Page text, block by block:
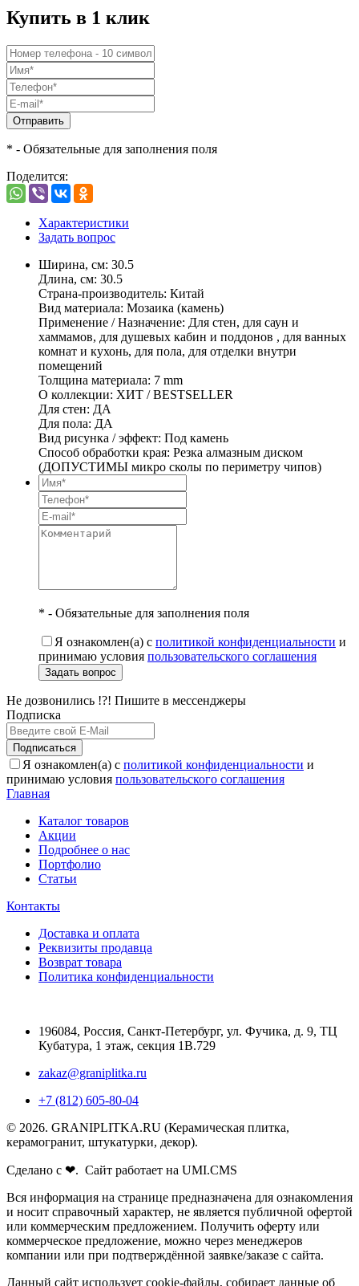
Купить в 1 клик
Отправить
* - Обязательные для заполнения поля
Поделится:
Характеристики
Задать вопрос
Ширина, см: 30.5
Длина, см: 30.5
Страна-производитель: Китай
Вид материала: Мозаика (камень)
Применение / Назначение: Для стен, для саун и
хаммамов, для душевых кабин и поддонов , для ванных
комнат и кухонь, для пола, для отделки внутри
помещений
Толщина материала: 7 mm
О коллекции: ХИТ / BESTSELLER
Для стен: ДА
Для пола: ДА
Вид рисунка / эффект: Под камень
Способ обработки края: Резка алмазным диском
(ДОПУСТИМЫ микро сколы по периметру чипов)
* - Обязательные для заполнения поля
Я ознакомлен(а) с политикой конфиденциальности и
принимаю условия пользовательского соглашения
Задать вопрос
Не дозвонились !?! Пишите в мессенджеры
Подписка
Подписаться
Я ознакомлен(а) с политикой конфиденциальности и
принимаю условия пользовательского соглашения
Главная
Каталог товаров
Акции
Подробнее о нас
Портфолио
Статьи
Контакты
Доставка и оплата
Реквизиты продавца
Возврат товара
Политика конфиденциальности
196084, Россия, Санкт-Петербург, ул. Фучика, д. 9, ТЦ
Кубатура, 1 этаж, секция 1В.729
zakaz@graniplitka.ru
+7 (812) 605-80-04
© 2026. GRANIPLITKA.RU (Керамическая плитка,
керамогранит, штукатурки, декор).
Сделано с ❤. Сайт работает на UMI.CMS
Вся информация на странице предназначена для ознакомления
и носит справочный характер, не является публичной офертой
или коммерческим предложением. Получить оферту или
коммерческое предложение, можно через менеджеров
компании или при подтверждённой заявке/заказе с сайта.
Данный сайт использует cookie-файлы, собирает данные об